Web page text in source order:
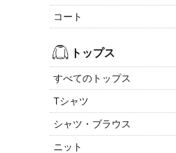
コート
トップス
すべてのトップス
Tシャツ
シャツ・ブラウス
ニット